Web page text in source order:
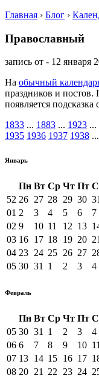
Главная › Блог ›
Православный
запись от - 12 января
На обычный
праздников и постов.
появляется
1833 ... 1883 ... 1923 ...
1935 1936 1937 1938 ...
Январь
Пн Вт Ср Чт Пт
52 26 27 28 29 30 31
01 2 3 4 5 6 7
02 9 10 11 12 13
03 16 17 18 19 20 21
04 23 24 25 26 27
05 30 31 1 2 3 4
Февраль
Пн Вт Ср Чт Пт
05 30 31 1 2 3 4
06 6 7 8 9 10 11
07 13 14 15 16 17
08 20 21 22 23 24